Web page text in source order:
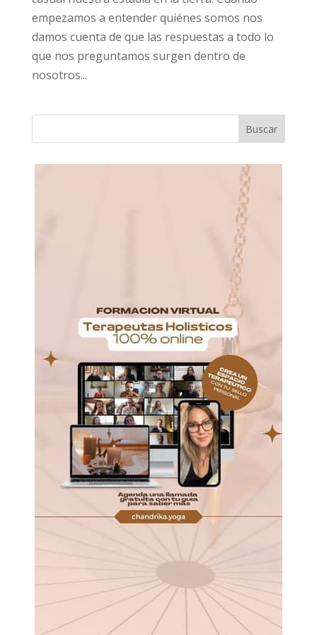
empezamos a entender quiénes somos nos
damos cuenta de que las respuestas a todo lo
que nos preguntamos surgen dentro de
nosotros...